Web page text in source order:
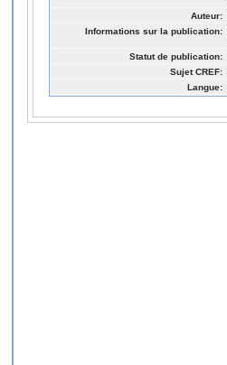
Auteur:
Informations sur la publication:
Statut de publication:
Sujet CREF:
Langue: